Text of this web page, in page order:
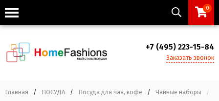
0
+7 (495) 223-15-84
Заказать звонок
Главная / ПОСУДА / Посуда для чая, кофе / Чайные наборы /